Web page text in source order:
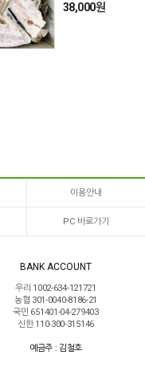
38,000원
이용안내
PC 바로가기
BANK ACCOUNT
우리 1002-634-121721
농협 301-0040-8186-21
국민 651401-04-279403
신한 110-300-315146
예금주 : 김철호